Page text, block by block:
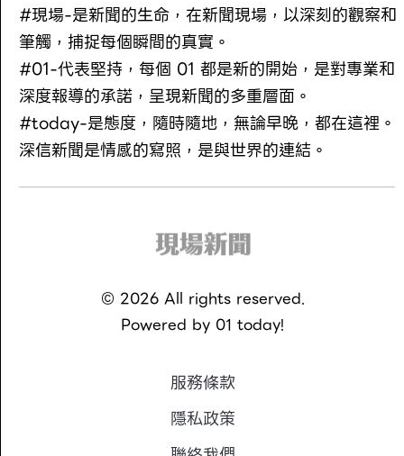
#現場-是新聞的生命，在新聞現場，以深刻的觀察和
筆觸，捕捉每個瞬間的真實。
#01-代表堅持，每個 01 都是新的開始，是對專業和
深度報導的承諾，呈現新聞的多重層面。
#today-是態度，隨時隨地，無論早晚，都在這裡。
深信新聞是情感的寫照，是與世界的連結。
© 2026All rights reserved.
Powered by 01 today!
服務條款
隱私政策